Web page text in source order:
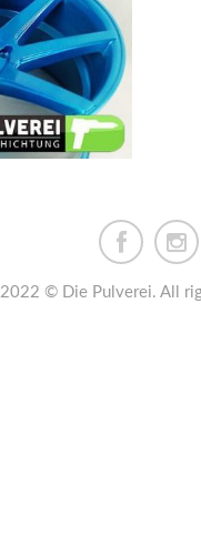
2022 © Die Pulverei. All